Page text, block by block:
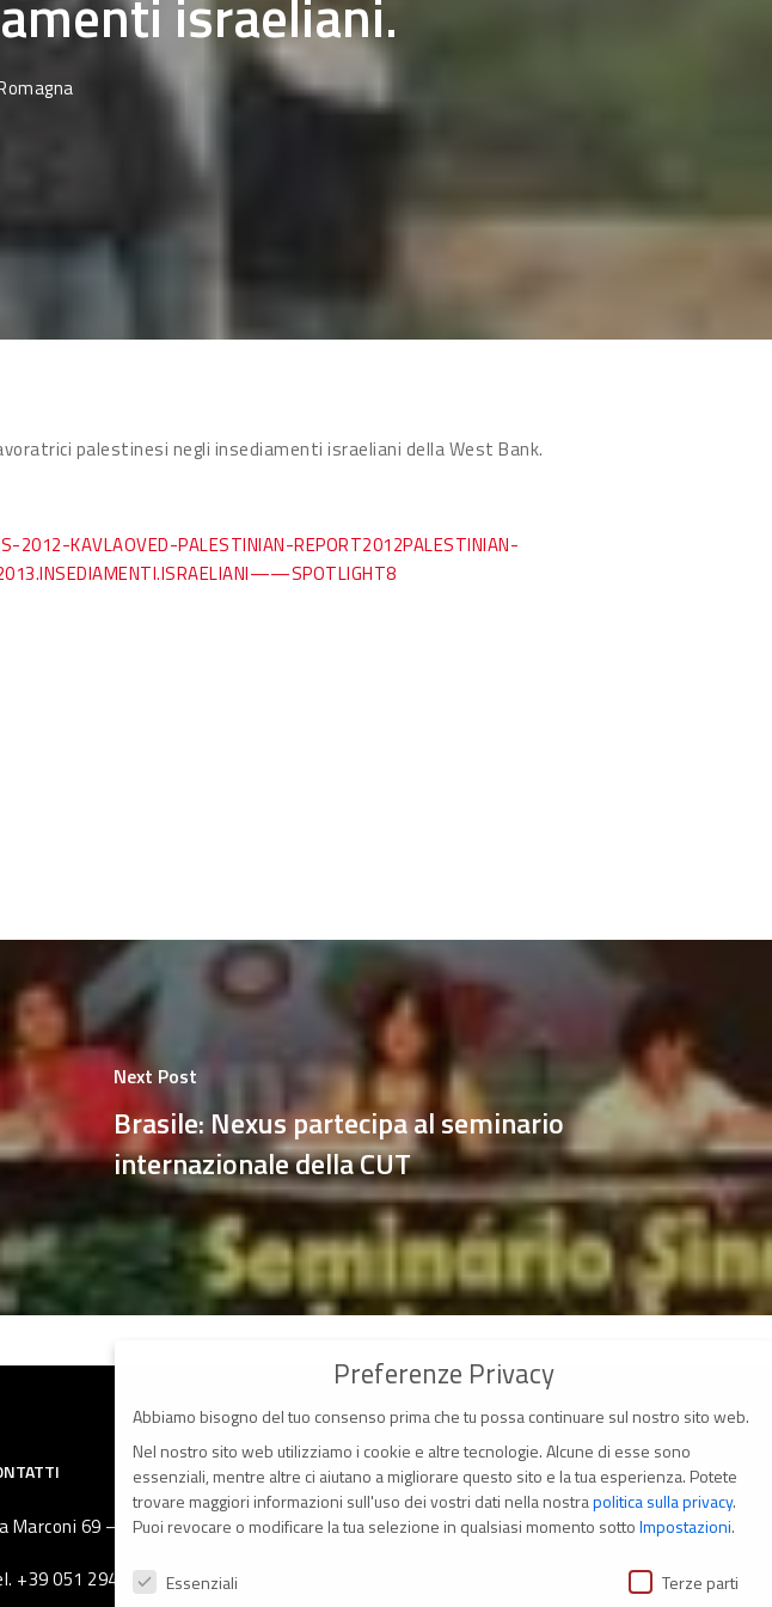
israeliani.
palestinesi negli insediamenti israeliani della West Bank.
2012-KAVLAOVED-PALESTINIAN-REPORT2012PALESTINIAN-
SPOTLIGHT8
Next Post
Brasile: Nexus partecipa al seminario
internazionale della CUT
Marconi 69 – 40122 Bologna (Italia)
+39 051 294 775
Preferenze Privacy
Abbiamo bisogno del tuo consenso prima che tu possa continuare sul nostro sito web.
Nel nostro sito web utilizziamo i cookie e altre tecnologie. Alcune di esse sono
essenziali, mentre altre ci aiutano a migliorare questo sito e la tua esperienza. Potete
trovare maggiori informazioni sull'uso dei vostri dati nella nostrapolitica sulla privacy.
Puoi revocare o modificare la tua selezione in qualsiasi momento sottoImpostazioni.
Preferenze Privacy
Essenziali Terze parti